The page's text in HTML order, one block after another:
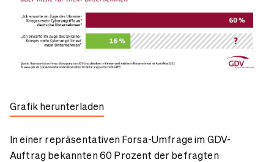
Grafik herunterladen
In einer repräsentativen Forsa-Umfrage im GDV-
Auftrag bekannten 60 Prozent der befragten